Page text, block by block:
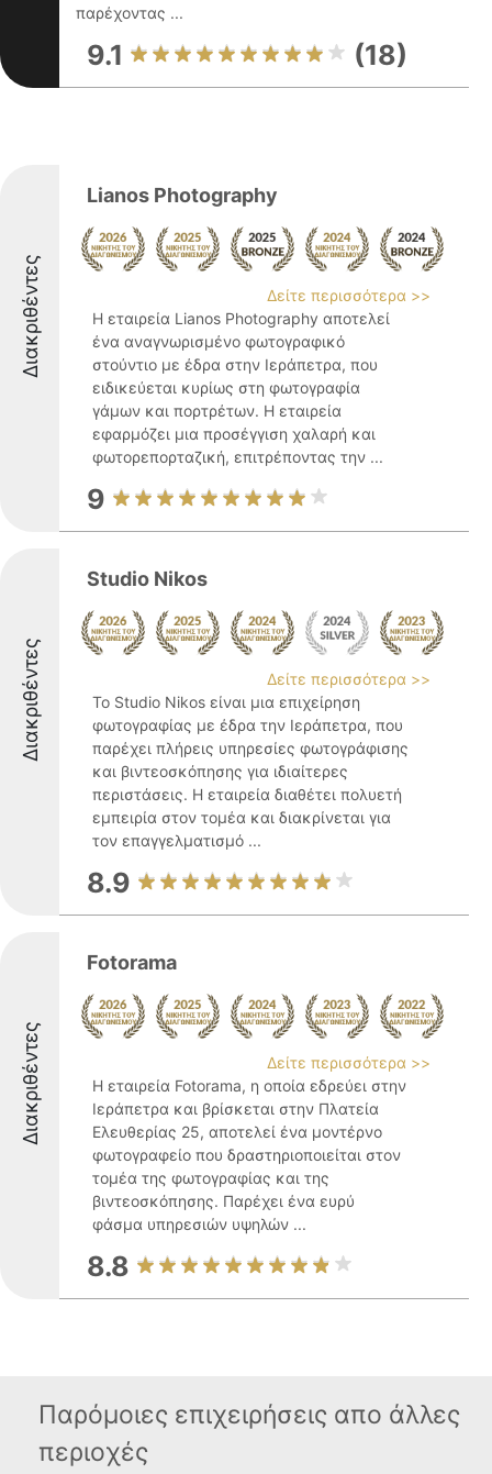
παρέχοντας ...
9.1 (18)
Διακριθέντες
Lianos Photography
Δείτε περισσότερα >>
Η εταιρεία Lianos Photography αποτελεί
ένα αναγνωρισμένο φωτογραφικό
στούντιο με έδρα στην Ιεράπετρα, που
ειδικεύεται κυρίως στη φωτογραφία
γάμων και πορτρέτων. Η εταιρεία
εφαρμόζει μια προσέγγιση χαλαρή και
φωτορεπορταζική, επιτρέποντας την ...
9
Διακριθέντες
Studio Nikos
Δείτε περισσότερα >>
Το Studio Nikos είναι μια επιχείρηση
φωτογραφίας με έδρα την Ιεράπετρα, που
παρέχει πλήρεις υπηρεσίες φωτογράφισης
και βιντεοσκόπησης για ιδιαίτερες
περιστάσεις. Η εταιρεία διαθέτει πολυετή
εμπειρία στον τομέα και διακρίνεται για
τον επαγγελματισμό ...
8.9
Διακριθέντες
Fotorama
Δείτε περισσότερα >>
Η εταιρεία Fotorama, η οποία εδρεύει στην
Ιεράπετρα και βρίσκεται στην Πλατεία
Ελευθερίας 25, αποτελεί ένα μοντέρνο
φωτογραφείο που δραστηριοποιείται στον
τομέα της φωτογραφίας και της
βιντεοσκόπησης. Παρέχει ένα ευρύ
φάσμα υπηρεσιών υψηλών ...
8.8
Παρόμοιες επιχειρήσεις απο άλλες
περιοχές